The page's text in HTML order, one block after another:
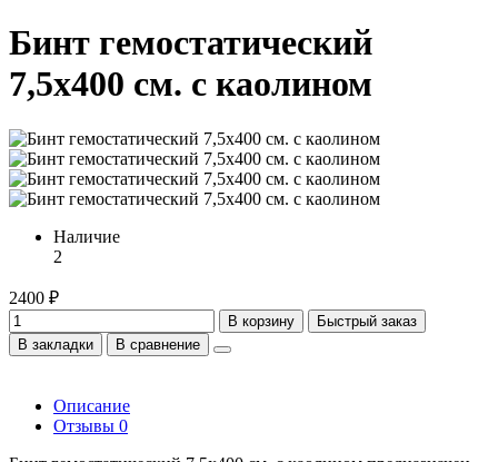
Бинт гемостатический
7,5х400 см. с каолином
Наличие
2
2400 ₽
В корзину
Быстрый заказ
В закладки
В сравнение
Описание
Отзывы 0